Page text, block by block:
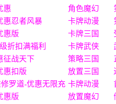
惠 角色魔幻
惠忍者风暴
卡牌动漫
惠版
卡牌三国
折扣满福利
卡牌武侠
征战天下
策略三国
惠扣版
放置三国
罗道-优惠无限充 卡牌动漫
惠版
放置魔幻